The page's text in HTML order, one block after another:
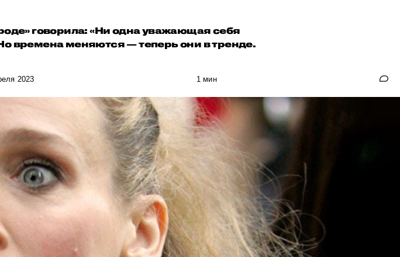
говорила: «Ни одна уважающая себя
времена меняются — теперь они в тренде.
2023 1 мин